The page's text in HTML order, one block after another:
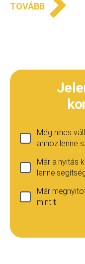
TOVÁBB
Még nincs
ahhoz lenne
Már a nyitás
lenne
Már
mint ti